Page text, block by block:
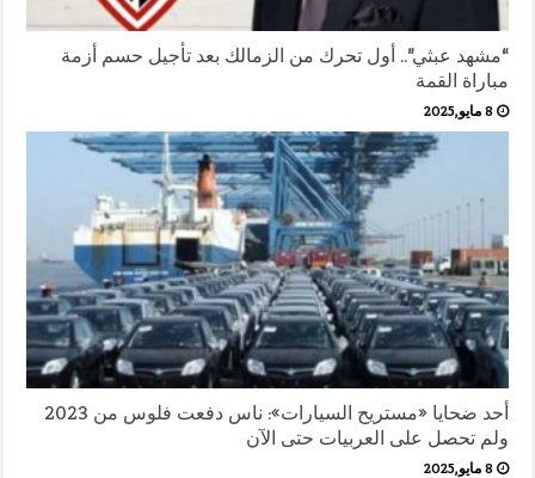
“مشهد عبثي”.. أول تحرك من الزمالك بعد تأجيل حسم أزمة
مباراة القمة
8 مايو,2025
أحد ضحايا «مستريح السيارات»: ناس دفعت فلوس من 2023
ولم تحصل على العربيات حتى الآن
8 مايو,2025